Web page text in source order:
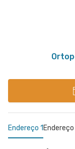
Endereço 1